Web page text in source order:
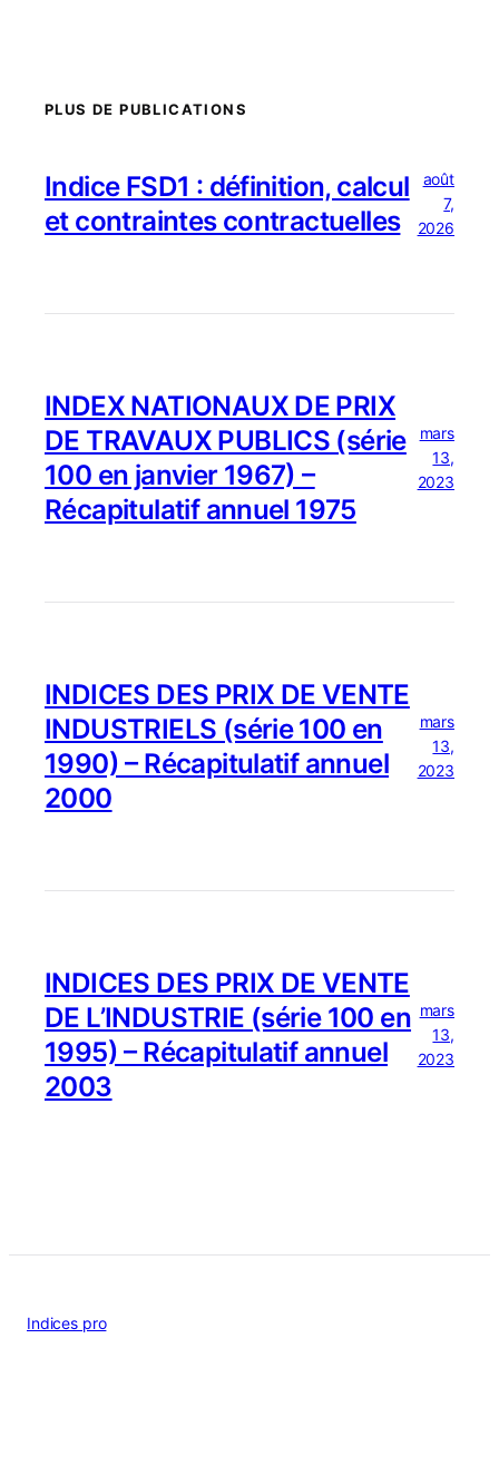
PLUS DE PUBLICATIONS
Indice FSD1 : définition, calcul
et contraintes contractuelles
août
7,
2026
INDEX NATIONAUX DE PRIX
DE TRAVAUX PUBLICS (série
100 en janvier 1967) –
Récapitulatif annuel 1975
mars
13,
2023
INDICES DES PRIX DE VENTE
INDUSTRIELS (série 100 en
1990) – Récapitulatif annuel
2000
mars
13,
2023
INDICES DES PRIX DE VENTE
DE L’INDUSTRIE (série 100 en
1995) – Récapitulatif annuel
2003
mars
13,
2023
Indices pro